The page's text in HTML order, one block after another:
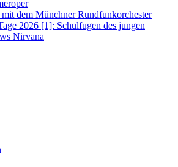
dem Münchner Rundfunkorchester
2026 [1]: Schulfugen des jungen
Nirvana